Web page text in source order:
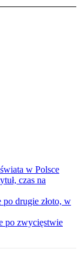
w Polsce
czas na
drugie złoto, w
po zwycięstwie